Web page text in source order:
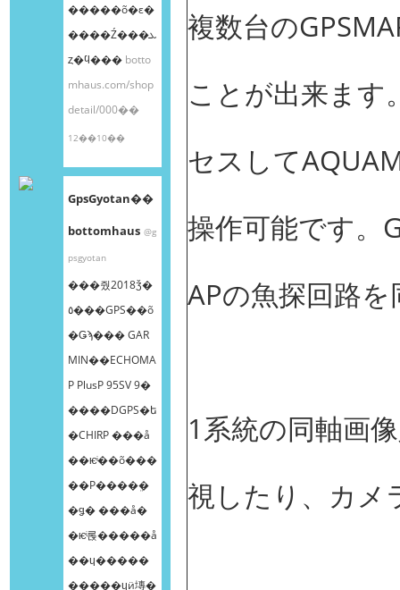
�����õ�ε�
����Ź���ܥ
ȥ�ϥ��� botto
mhaus.com/shop
detail/000��
12��10��
GpsGyotan��
bottomhaus @g
psgyotan
���줬2018ǯ�
٥���GPS��õ
�Ǥϡ��� GAR
MIN��ECHOMA
P PlusP 95SV 9�
����DGPS�ե
�CHIRP ���å
��ѥͥ��õ���
��Ρ����ܸ�
�ǥ� ���å�
�ѥͥ롡�����å
��ɥ�����
�����ɥӥ塼�
複数台の
ことが出来ます
セスして
操作可能です。
APの魚探回路
1系統の同軸画
視したり、カメ